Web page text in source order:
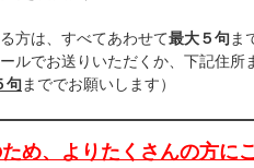
方は、すべてあわせて最大５句 ま
ルでお送りいただくか、下記住所
句 まででお願いします）
め、よりたくさんの方に